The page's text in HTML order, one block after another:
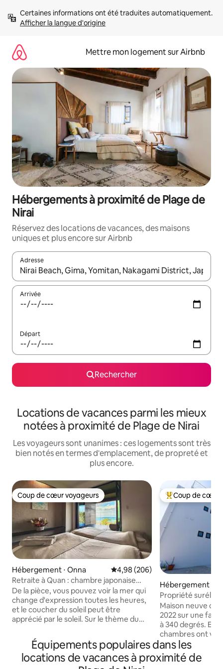
directement
Afficher la langue d'origine
Mettre mon logement sur Airbnb
Hébergements à proximité de Plage de
Nirai
Réservez des locations de vacances, des maisons
uniques et plus encore sur Airbnb
Adresse
Lorsque les résultats s'affichent, utilisez les flèches vers le
Arrivée
Départ
Rechercher
Locations de vacances parmi les mieux
notées à proximité de Plage de Nirai
Les voyageurs sont unanimes : ces logements sont très
bien notés en termes d'emplacement, de propreté et
plus encore.
Coup de cœur voyageurs
Coup de cœur voyageurs
Hébergement ⋅ Onna Évaluation moyenne sur la
4,98 (206)
Retraite à Quan : chambre japonaise
avec vue sur l'océan et sauna privé
De la pièce, vous pouvez voir la mer qui
change d'expression toutes les heures,
et le coucher du soleil peut être
apprécié par le soleil. Sur le thème du
biens matériels », Quan souhaite offrir
aux voyageurs, tout au long de leur
séjour, une variété d’expériences
favorisant la détente et la paix
Coups de cœur
Coup de cœur
Hébergement ⋅
Propriété
degrés sur
terrasse
Maison neuve
2022 sur une
à 340 degrés.
chambres ont
utilisable par le
au 2ème étage
sur le toit au
Équipements populaires dans les
locations de vacances à proximité de